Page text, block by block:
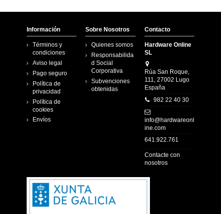
Información
Términos y
condiciones
Aviso legal
Pago seguro
Política de
privacidad
Política de
cookies
Envíos
Sobre Nosotros
Quienes somos
Responsabilida
d Social
Corporativa
Subvenciones
obtenidas
Contacto
Hardware Online
SL
Rúa San Roque,
111, 27002 Lugo
España
982 22 40 30
info@hardwareonl
ine.com
641.922.761
Contacte con
nosotros